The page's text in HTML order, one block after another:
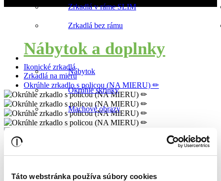
Táto webstránka používa súbory cookies
Zrkadlá v ráme SLIM
Zrkadlá bez rámu
Nábytok a doplnky
Nábytok
Okrúhle skrinky
Machové obrazy
Miroslav Kováčik - ICONIC
Okrúhle zrkadlo s policou (NA MIERU)
Ikonické zrkadlá
Zrkadlá na mieru
Okrúhle zrkadlo s policou (NA MIERU) ✏